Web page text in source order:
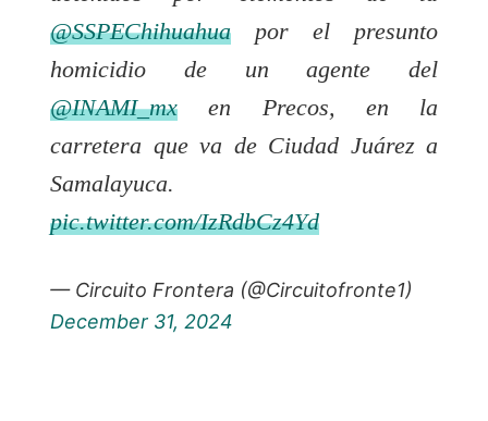
@SSPEChihuahua por el presunto
homicidio de un agente del
@INAMI_mx en Precos, en la
carretera que va de Ciudad Juárez a
Samalayuca.
pic.twitter.com/IzRdbCz4Yd
— Circuito Frontera (@Circuitofronte1)
December 31, 2024